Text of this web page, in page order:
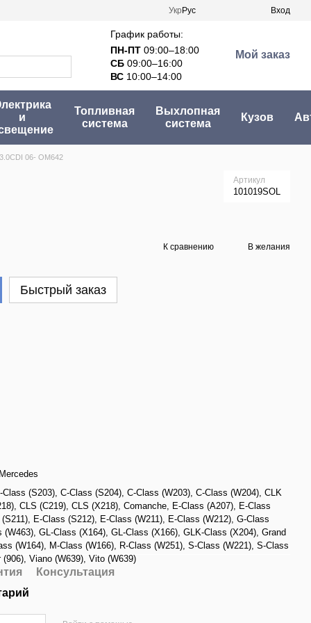
Укр Рус Вход
График работы:
ПН-ПТ 09:00–18:00
СБ 09:00–16:00
ВС 10:00–14:00
Мой заказ
и
Топливная
система
Выхлопная
система
Кузов
06- OM642
Артикул
101019SOL
К сравнению В желания
Быстрый заказ
Mercedes
Class (S203), C-Class (S204), C-Class (W203), C-Class (W204), CLK
, CLS (C219), CLS (X218), Comanche, E-Class (A207), E-Class
, E-Class (S212), E-Class (W211), E-Class (W212), G-Class
(W463), GL-Class (X164), GL-Class (X166), GLK-Class (X204), Grand
(W164), M-Class (W166), R-Class (W251), S-Class (W221), S-Class
(906), Viano (W639), Vito (W639)
Консультация